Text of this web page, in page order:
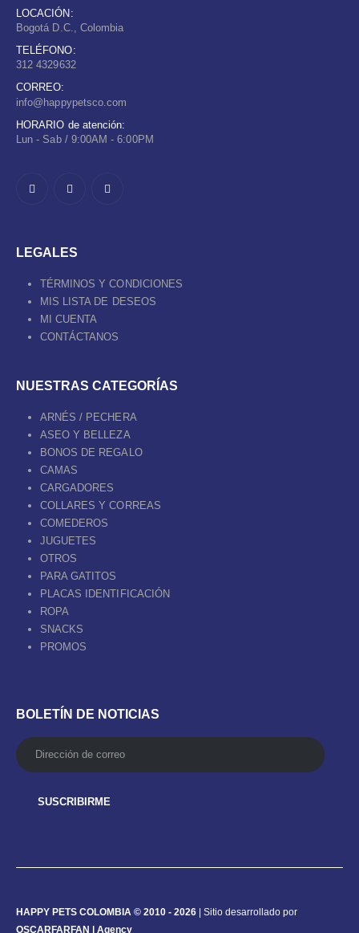
LOCACIÓN:
Bogotá D.C., Colombia
TELÉFONO:
312 4329632
CORREO:
info@happypetsco.com
HORARIO de atención:
Lun - Sab / 9:00AM - 6:00PM
LEGALES
TÉRMINOS Y CONDICIONES
MIS LISTA DE DESEOS
MI CUENTA
CONTÁCTANOS
NUESTRAS CATEGORÍAS
ARNÉS / PECHERA
ASEO Y BELLEZA
BONOS DE REGALO
CAMAS
CARGADORES
COLLARES Y CORREAS
COMEDEROS
JUGUETES
OTROS
PARA GATITOS
PLACAS IDENTIFICACIÓN
ROPA
SNACKS
PROMOS
BOLETÍN DE NOTICIAS
HAPPY PETS COLOMBIA © 2010 - 2026 | Sitio desarrollado por
OSCARFARFAN | Agency